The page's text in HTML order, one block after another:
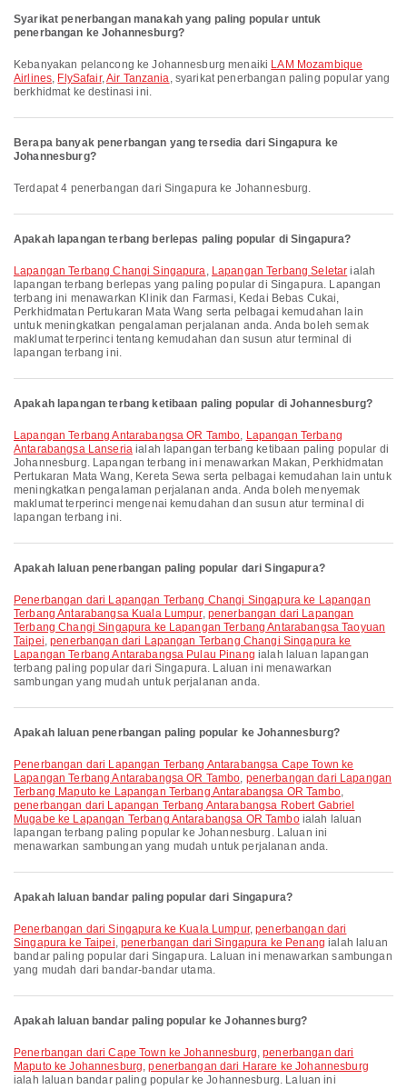
Syarikat penerbangan manakah yang paling popular untuk
penerbangan ke Johannesburg?
Kebanyakan pelancong ke Johannesburg menaiki LAM Mozambique
Airlines, FlySafair,Air Tanzania, syarikat penerbangan paling popular yang
berkhidmat ke destinasi ini.
Berapa banyak penerbangan yang tersedia dari Singapura ke
Johannesburg?
Terdapat 4 penerbangan dari Singapura ke Johannesburg.
Apakah lapangan terbang berlepas paling popular di Singapura?
Lapangan Terbang Changi Singapura, Lapangan Terbang Seletar ialah
lapangan terbang berlepas yang paling popular di Singapura. Lapangan
terbang ini menawarkan Klinik dan Farmasi, Kedai Bebas Cukai,
Perkhidmatan Pertukaran Mata Wang serta pelbagai kemudahan lain
untuk meningkatkan pengalaman perjalanan anda. Anda boleh semak
maklumat terperinci tentang kemudahan dan susun atur terminal di
lapangan terbang ini.
Apakah lapangan terbang ketibaan paling popular di Johannesburg?
Lapangan Terbang Antarabangsa OR Tambo, Lapangan Terbang
Antarabangsa Lanseriaialah lapangan terbang ketibaan paling popular di
Johannesburg. Lapangan terbang ini menawarkan Makan, Perkhidmatan
Pertukaran Mata Wang, Kereta Sewa serta pelbagai kemudahan lain untuk
meningkatkan pengalaman perjalanan anda. Anda boleh menyemak
maklumat terperinci mengenai kemudahan dan susun atur terminal di
lapangan terbang ini.
Apakah laluan penerbangan paling popular dari Singapura?
penerbangan dari Lapangan Terbang Changi Singapura ke Lapangan
Terbang Antarabangsa Kuala Lumpur, penerbangan dari Lapangan
Terbang Changi Singapura ke Lapangan Terbang Antarabangsa Taoyuan
Taipei,penerbangan dari Lapangan Terbang Changi Singapura ke
Lapangan Terbang Antarabangsa Pulau Pinang ialah laluan lapangan
terbang paling popular dari Singapura. Laluan ini menawarkan
sambungan yang mudah untuk perjalanan anda.
Apakah laluan penerbangan paling popular ke Johannesburg?
penerbangan dari Lapangan Terbang Antarabangsa Cape Town ke
Lapangan Terbang Antarabangsa OR Tambo, penerbangan dari Lapangan
Terbang Maputo ke Lapangan Terbang Antarabangsa OR Tambo,
penerbangan dari Lapangan Terbang Antarabangsa Robert Gabriel
Mugabe ke Lapangan Terbang Antarabangsa OR Tamboialah laluan
lapangan terbang paling popular ke Johannesburg. Laluan ini
menawarkan sambungan yang mudah untuk perjalanan anda.
Apakah laluan bandar paling popular dari Singapura?
penerbangan dari Singapura ke Kuala Lumpur,penerbangan dari
Singapura ke Taipei, penerbangan dari Singapura ke Penang ialah laluan
bandar paling popular dari Singapura. Laluan ini menawarkan sambungan
yang mudah dari bandar-bandar utama.
Apakah laluan bandar paling popular ke Johannesburg?
penerbangan dari Cape Town ke Johannesburg,penerbangan dari
Maputo ke Johannesburg,penerbangan dari Harare ke Johannesburg
ialah laluan bandar paling popular ke Johannesburg. Laluan ini